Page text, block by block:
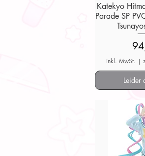
Katekyo
Parade SP
inkl. MwSt. |
Leider